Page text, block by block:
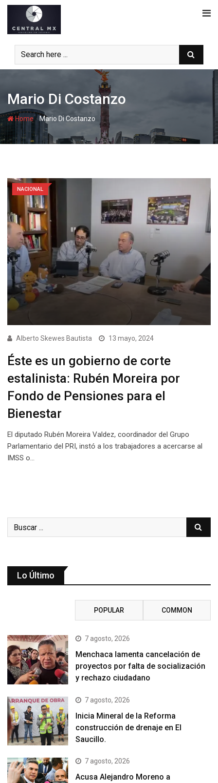
Skip
content
Mario Di Costanzo
Home-Mario Di Costanzo
NACIONAL
Alberto Skewes Bautista 13 mayo, 2024
Éste es un gobierno de corte
estalinista: Rubén Moreira por
Fondo de Pensiones para el
Bienestar
El diputado Rubén Moreira Valdez, coordinador del Grupo
Parlamentario del PRI, instó a los trabajadores a acercarse al
IMSS o…
Lo Último
POPULAR COMMON
7 agosto, 2026
Menchaca lamenta cancelación de
proyectos por falta de socialización
y rechazo ciudadano
7 agosto, 2026
Inicia Mineral de la Reforma
construcción de drenaje en El
Saucillo.
7 agosto, 2026
Acusa Alejandro Moreno a